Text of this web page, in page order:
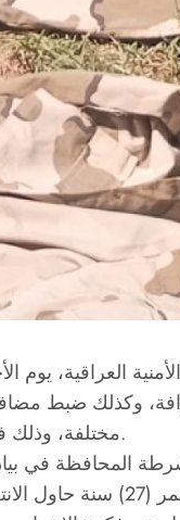
العراقية،
وكذلك ضبط
مختلفة، وذلك في حوادث منفصلة بمحافظات كربلاء وصلاح الدين وديالى.
المحافظة في
تمكنت من إنقاذ شاب